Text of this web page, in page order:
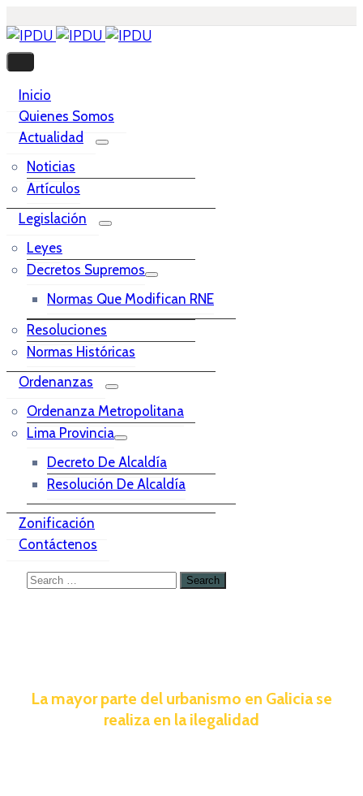
Inicio
Quienes Somos
Actualidad
Noticias
Artículos
Legislación
Leyes
Decretos Supremos
Normas Que Modifican RNE
Resoluciones
Normas Históricas
Ordenanzas
Ordenanza Metropolitana
Lima Provincia
Decreto De Alcaldía
Resolución De Alcaldía
Zonificación
Contáctenos
La mayor parte del urbanismo en Galicia se
realiza en la ilegalidad